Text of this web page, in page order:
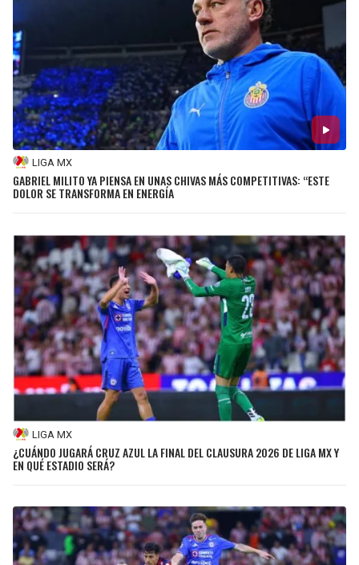
LIGA MX
GABRIEL MILITO YA PIENSA EN UNAS CHIVAS MÁS COMPETITIVAS: “ESTE
DOLOR SE TRANSFORMA EN ENERGÍA
LIGA MX
¿CUÁNDO JUGARÁ CRUZ AZUL LA FINAL DEL CLAUSURA 2026 DE LIGA MX Y
EN QUÉ ESTADIO SERÁ?